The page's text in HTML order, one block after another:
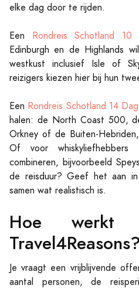
elke dag door te rijden.
Een Rondreis Schotland 10
Edinburgh en de Highlands
westkust inclusief Isle of
reizigers kiezen hier bij hun
Een Rondreis Schotland 14
halen: de North Coast 500,
Orkney of de Buiten-
Of voor
combineren, bijvoorbeeld
de reisduur? Geef het aan
samen wat realistisch is.
Hoe werkt
Travel4Reasons?
Je vraagt een vrijblijvende
aantal personen, de